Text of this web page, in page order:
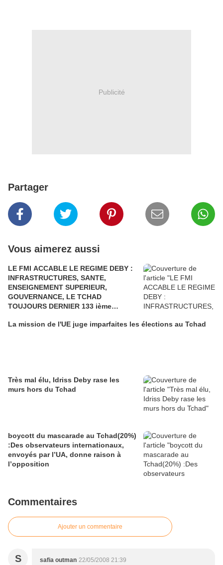
Publicité
Partager
Vous aimerez aussi
LE FMI ACCABLE LE REGIME DEBY :
INFRASTRUCTURES, SANTE,
ENSEIGNEMENT SUPERIEUR,
GOUVERNANCE, LE TCHAD
TOUJOURS DERNIER 133 ième
TERRE….UNE REELECTION
La mission de l'UE juge imparfaites les élections au Tchad
Très mal élu, Idriss Deby rase les
murs hors du Tchad
boycott du mascarade au Tchad(20%)
:Des observateurs internationaux,
envoyés par l’UA, donne raison à
l’opposition
Commentaires
Ajouter un commentaire
S safia outman 22/05/2008 21:39